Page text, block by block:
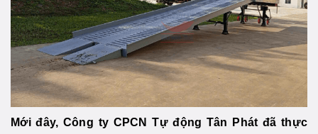
Mới đây, Công ty CPCN Tự động Tân Phát đã thực